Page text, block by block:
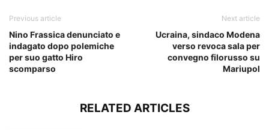
Previous article
Nino Frassica denunciato e
indagato dopo polemiche
per suo gatto Hiro
scomparso
Next article
Ucraina, sindaco Modena
verso revoca sala per
convegno filorusso su
Mariupol
RELATED ARTICLES